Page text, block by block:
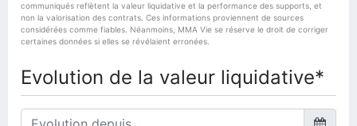
communiqués reflètent la valeur liquidative et la performance des supports, et
non la valorisation des contrats. Ces informations proviennent de sources
considérées comme fiables. Néanmoins, MMA Vie se réserve le droit de corriger
certaines données si elles se révélaient erronées.
Evolution de la valeur liquidative*